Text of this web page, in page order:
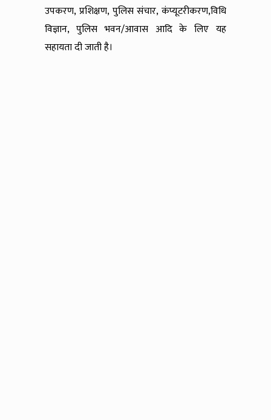
उपकरण, प्रशिक्षण, पुलिस संचार, कंप्यूटरीकरण,विधि
विज्ञान, पुलिस भवन/आवास आदि के लिए यह
सहायता दी जाती है।